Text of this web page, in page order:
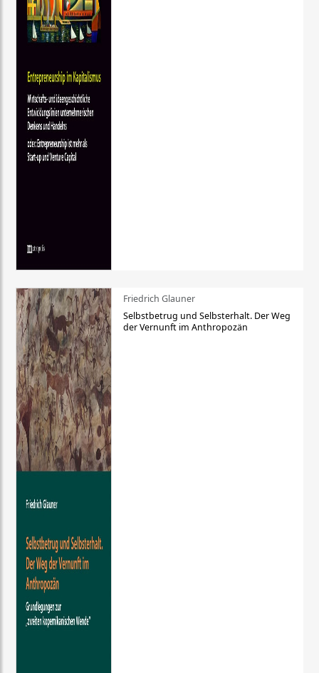
Friedrich Glauner
Selbstbetrug und Selbsterhalt. Der Weg
der Vernunft im Anthropozän